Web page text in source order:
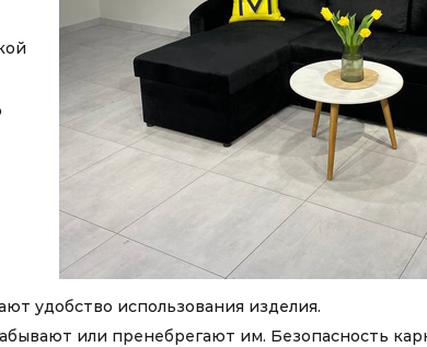
удобство использования изделия.
или пренебрегают им. Безопасность